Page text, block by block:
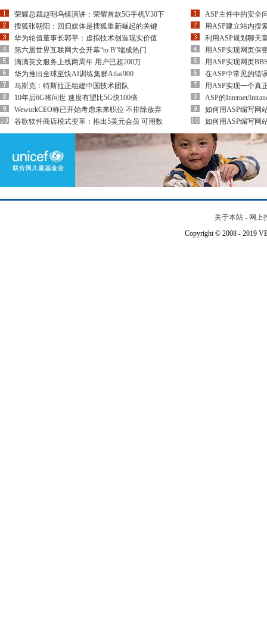
荣耀总裁赵明乌镇演讲：荣耀首款5G手机V30下
搜狐张朝阳：回归媒体是搜狐重新崛起的关键
华为轮值董事长郭平：虚拟技术创造现实价值
第六届世界互联网大会开幕“to B”端成热门
滴滴英文服务上线两周年 用户已超200万
华为推出全球至快AI训练集群Atlas900
马斯克：特斯拉正组建中国技术团队
10年后6G将问世 速度有望比5G快100倍
WeworkCEO称已开始考虑未来职位 不排除放弃
谷歌软件商店模式变革：推出5美元会员 可用数
ASP主件中的安全
用ASP建立站内搜
利用ASP规划聊天
用ASP实现网页保
用ASP实现网页
在ASP中常见的错
用ASP实现一个真
ASP的Internet/
如何用ASP编写网
如何用ASP编写网
关于本站 - 网上
Copyright © 2008 - 2019